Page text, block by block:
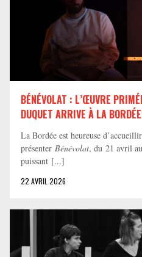
BÉNÉVOLAT : L’ŒUVRE
DUQUET ARRIVE À LA
La Bordée est heureuse d’accueillir
présenter Bénévolat, du 21 avril
puissant [...]
22 AVRIL 2026